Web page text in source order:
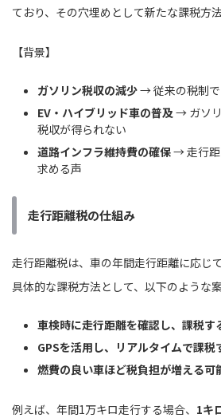
ており、その穴埋めとして新たな課税方
【背景】
ガソリン税収の減少→ 従来の税制
EV・ハイブリッド車の普及→ ガソ
税収が得られない
道路インフラ維持費の確保→ 走行距
求める声
走行距離税の仕組み
走行距離税は、車の年間走行距離に応じ
具体的な課税方法として、以下のような
車検時に走行距離を確認し、課税す
GPSを活用し、リアルタイムで課税
燃費の良い車ほど税負担が増える可
例えば、年間1万キロ走行する場合、 1キ